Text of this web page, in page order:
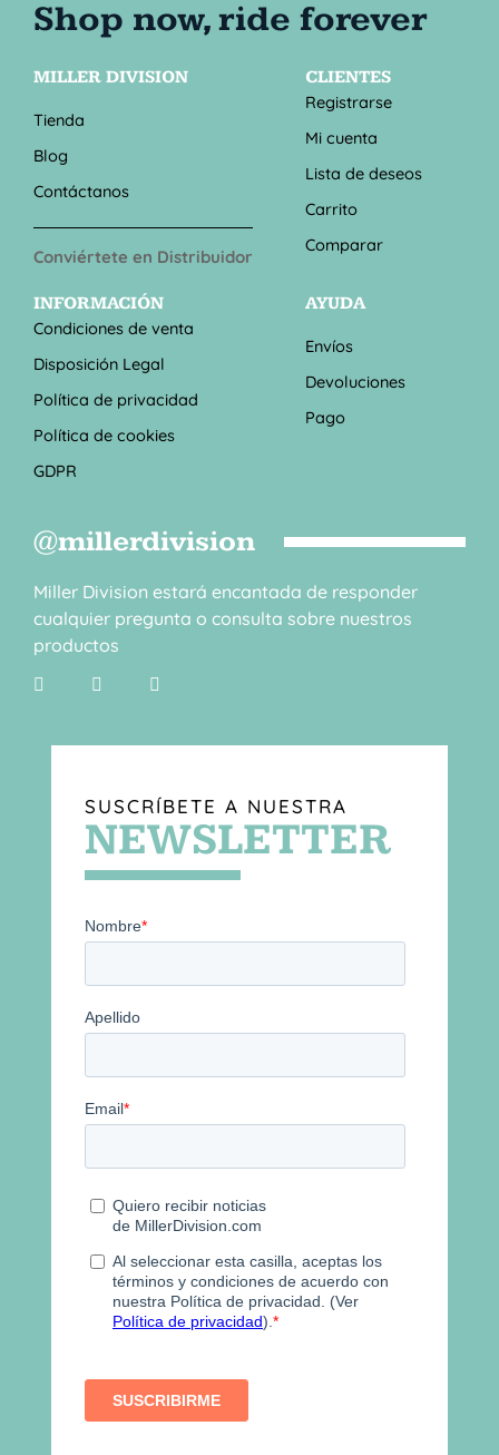
MILLER DIVISION
Tienda
Blog
Contáctanos
Conviértete en Distribuidor
CLIENTES
Registrarse
Mi cuenta
Lista de deseos
Carrito
Comparar
INFORMACIÓN
Condiciones de venta
Disposición Legal
Política de privacidad
Política de cookies
GDPR
AYUDA
Envíos
Devoluciones
Pago
@millerdivision
Miller Division estará encantada de responder
cualquier pregunta o consulta sobre nuestros
productos
SUSCRÍBETE A NUESTRA
NEWSLETTER